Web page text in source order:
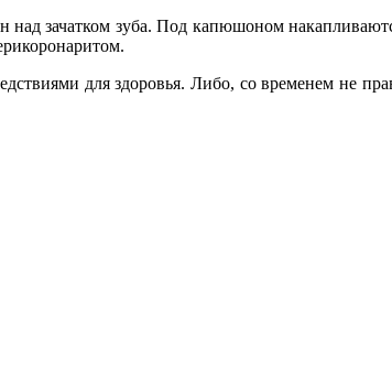
над зачатком зуба. Под капюшоном
для здоровья. Либо, со временем не